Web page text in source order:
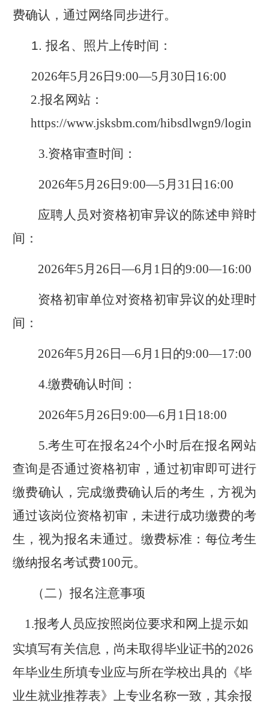
费确认，通过网络同步进行。
1. 报名、照片上传时间：
2026年5月 26 日 9:00—5月 30 日 16:00
2.报名网站：
https://www.jsksbm.com/hibsdlwgn9/login
3.资格审查时间：
2026年5月 26 日 9:00—5月 31 日 16:00
应聘人员对资格初审异议的陈述申辩时
间：
2026年5月 26 日—6月 1 日的9:00—16:00
资格初审单位对资格初审异议的处理时
间：
2026年5月 26 日—6月 1 日的9:00—17:00
4.缴费确认时间：
2026年5月 26 日 9:00—6月 1 日 18:00
5.考生可在报名24个小时后在报名 网站
查询是否通过资格初审，通过初审即可进行
缴费确认，完成缴费确认后的考生，方视为
通过该岗位资格初审，未进行成功缴费的考
生，视为报名未通过。缴费标准：每位考生
缴纳报名考试费100元。
（二）报名注意事项
1.报考人员应按照岗位要求和网上提示如
实填写有关信息，尚未取得毕业证书的2026
年毕业生所填专业应与所在学校出具的《毕
业生就业推荐表》上专业名称一致，其余报